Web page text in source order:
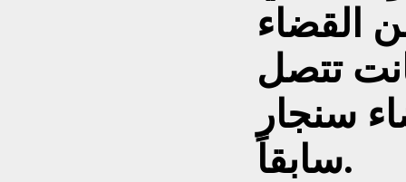
القضاء
تتصل
سنجار
سابقاً.